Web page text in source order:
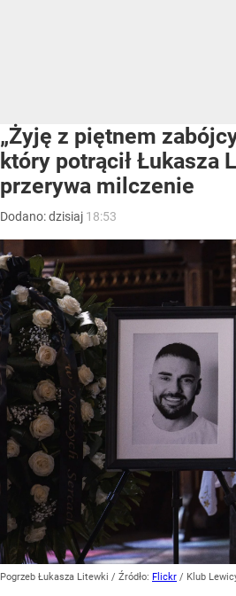
„Żyję z piętnem
który potrącił Łukasza
przerywa milczenie
Dodano:dzisiaj 18:53
Pogrzeb Łukasza Litewki / Źródło: Flickr / Klub